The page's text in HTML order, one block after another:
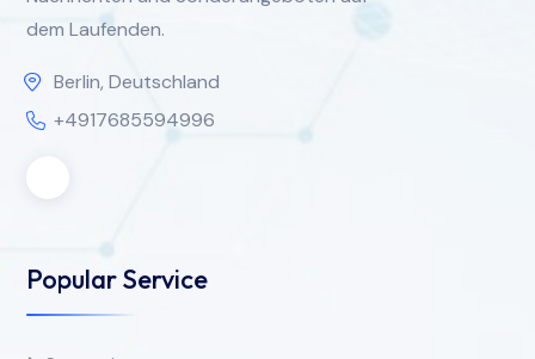
dem Laufenden.
Berlin, Deutschland
+4917685594996
Popular Service